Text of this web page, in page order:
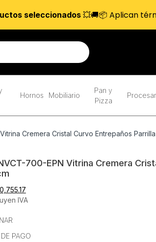
Hornos Mobiliario
Pan y
Pizza
Cremera Cristal Curvo Entrepaños
700-EPN Vitrina Cremera
El
precio
IVA
PAGO
seleccionados💥🚚📦 Aplican